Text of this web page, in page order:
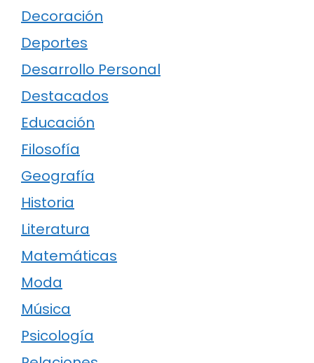
Decoración
Deportes
Desarrollo Personal
Destacados
Educación
Filosofía
Geografía
Historia
Literatura
Matemáticas
Moda
Música
Psicología